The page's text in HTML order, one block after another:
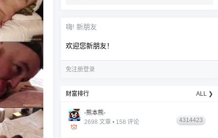
嗨! 新朋友
欢迎您新朋友！
免注册登录
财富排行 ALL ❯
-熊本熊-
2698 文章 • 158 评论
4314423